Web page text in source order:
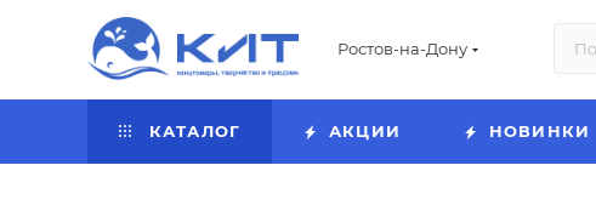
Ростов-на-Дону
КАТАЛОГ АКЦИИ НОВИНКИ